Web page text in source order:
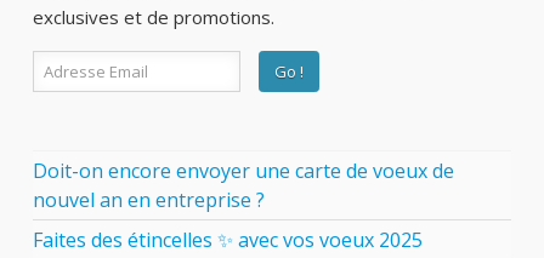
exclusives et de promotions.
Doit-on encore envoyer une carte de voeux de
nouvel an en entreprise ?
Faites des étincelles ✨ avec vos voeux 2025